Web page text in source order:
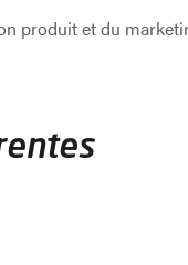
produit et du